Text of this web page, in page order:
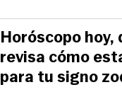
Horóscopo
revisa cómo
para tu signo